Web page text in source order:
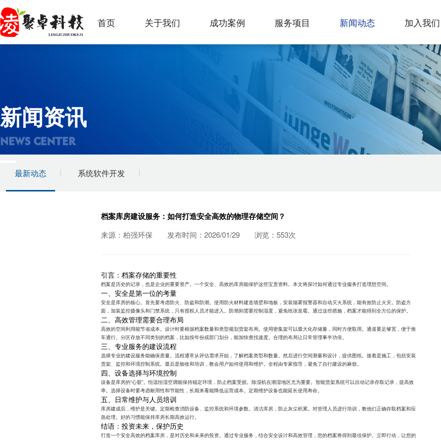
首页 关于我们 成功案例 服务项目 新闻动态 加入我们
新闻资讯
NEWS CENTER
最新动态 系统软件开发
档案库房建设服务：如何打造安全高效的物理存储空间？
来源：柏强环保 发布时间：2026/01/29 浏览：553次
引言：档案存储的重要性
档案是历史的记录，也是企业的重要资产。一个安全、高效的库房能保护这些宝贵资料。本文将探讨如何通过专业服务打造理想空间。
一、安全是第一位的考量
安全是库房的核心。首先要考虑防火、防盗和防潮。使用防火材料建造墙壁和地板，安装烟雾报警器和自动灭火系统，能有效防止火灾。防盗方
面，加装监控摄像头和门禁系统，只有授权人员才能进入。防潮则需要控制湿度，避免纸张发霉。通过这些措施，档案才能得到全方位的保护。
二、高效管理需要合理布局
高效的空间利用能节省成本。设计时要根据档案数量和类型规划货架布局。使用密集架可以最大化存储量，同时方便取用。通道要足够宽，便于推
车通行。分区存放不同类别的档案，比如按年份或部门划分，能加快查找速度。合理的布局让日常管理事半功倍。
三、专业服务的建设流程
选择专业的建设服务能确保质量。流程通常从评估需求开始，了解档案类型和数量。然后进行空间测量和设计，提供图纸。接着是施工，包括安装
货架、监控和环境控制系统。最后是验收和培训，教会用户如何使用和维护。全程由专家指导，避免了自行建设的麻烦。
四、设备选择与环境控制
设备是库房的“心脏”。恒温恒湿空调能保持稳定环境，防止档案受损。除湿机在潮湿地区尤为重要。智能货架系统可以自动记录存取记录，提高效
率。选择设备时要考虑耐用性和节能性，长期来看能降低运营成本。定期维护设备也能延长使用寿命。
五、日常维护与人员培训
库房建成后，维护是关键。定期检查消防设备、监控系统和环境参数。清洁库房，防止灰尘积累。对管理人员进行培训，教他们正确存取档案和应
急处理。好的习惯能保持库房长期高效运行。
结语：投资未来，保护历史
打造一个安全高效的档案库房，是对历史和未来的投资。通过专业服务，结合安全设计和高效管理，您的档案将得到最佳保护。立即行动，让您的